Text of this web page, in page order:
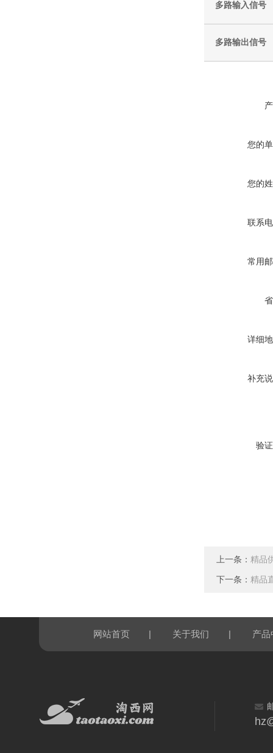
多路输入信号
多路输出信号
您的
您的
联系
常用
详细
补充
验
上一条： 精品
下一条： 精品
网站首页 | 关于我们 | 产品